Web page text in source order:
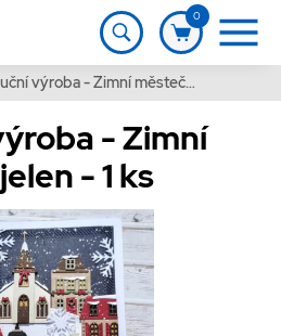
0
Přání ruční výroba - Zimní městečko a jelen - 1 ks
- Zimní
- 1 ks